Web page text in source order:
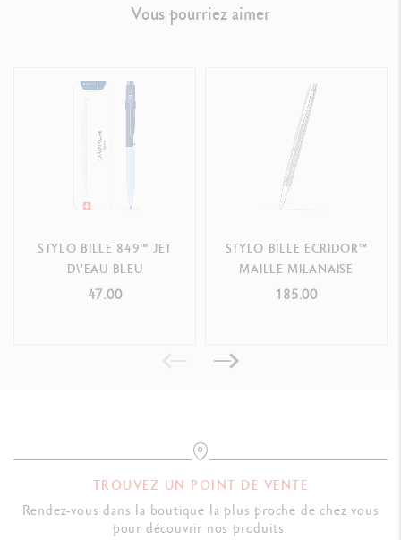
Vous pourriez aimer
STYLO BILLE 849™ JET
D\'EAU BLEU
47.00
STYLO BILLE ECRIDOR™
MAILLE MILANAISE
185.00
TROUVEZ UN POINT DE VENTE
Rendez-vous dans la boutique la plus proche de chez vous
pour découvrir nos produits.